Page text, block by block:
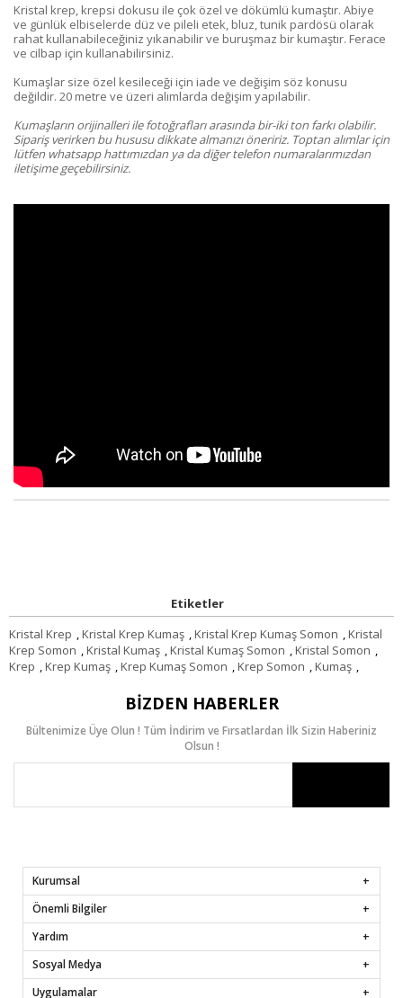
Kristal krep, krepsi dokusu ile çok özel ve dökümlü kumaştır. Abiye
ve günlük elbiselerde düz ve pileli etek, bluz, tunik pardösü olarak
rahat kullanabileceğiniz yıkanabilir ve buruşmaz bir kumaştır. Ferace
ve cilbap için kullanabilirsiniz.
Kumaşlar size özel kesileceği için iade ve değişim söz konusu
değildir. 20 metre ve üzeri alımlarda değişim yapılabilir.
Kumaşların orijinalleri ile fotoğrafları arasında bir-iki ton farkı olabilir.
Sipariş verirken bu hususu dikkate almanızı öneririz. Toptan alımlar için
lütfen whatsapp hattımızdan ya da diğer telefon numaralarımızdan
iletişime geçebilirsiniz.
Etiketler
Kristal Krep ,Kristal Krep Kumaş ,Kristal Krep Kumaş Somon ,Kristal
Krep Somon ,Kristal Kumaş ,Kristal Kumaş Somon ,Kristal Somon ,
Krep ,Krep Kumaş ,Krep Kumaş Somon ,Krep Somon ,Kumaş ,
BIZDEN HABERLER
Bültenimize Üye Olun ! Tüm İndirim ve Fırsatlardan İlk Sizin Haberiniz
Olsun !
Kurumsal
Önemli Bilgiler
Yardım
Sosyal Medya
Uygulamalar